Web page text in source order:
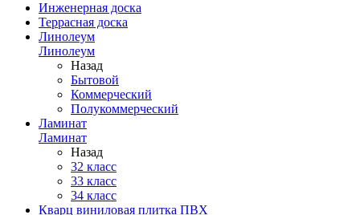
Инженерная доска
Террасная доска
Линолеум
Линолеум
Назад
Бытовой
Коммерческий
Полукоммерческий
Ламинат
Ламинат
Назад
32 класс
33 класс
34 класс
Кварц виниловая плитка ПВХ